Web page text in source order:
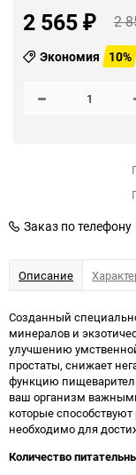
2 565 ₽ 2
Экономия 10%
Заказ по телефону
Описание
Созданный
минералов и
улучшению
простаты, снижает
функцию
ваш организм
которые
необходимо для
Количество